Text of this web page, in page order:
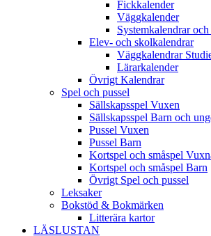
Fickkalender
Väggkalender
Systemkalendrar
Elev- och skolkalendrar
Väggkalendrar
Lärarkalender
Övrigt Kalendrar
Spel och pussel
Sällskapsspel Vuxen
Sällskapsspel Barn och
Pussel Vuxen
Pussel Barn
Kortspel och småspel
Kortspel och småspel Barn
Övrigt Spel och pussel
Leksaker
Bokstöd & Bokmärken
Litterära kartor
LÄSLUSTAN